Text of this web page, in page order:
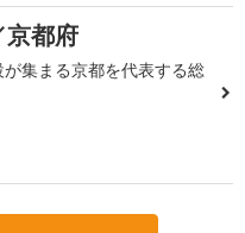
京都府
集まる京都を代表する総